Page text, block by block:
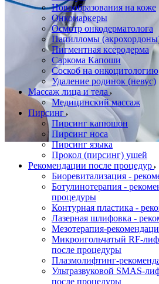
Новообразования на коже
Онкомаркеры
Осмотр онкодерматолога
Папилломы
Пигментная ксеродерма
Саркома Капоши
Соскоб на онкоцитологию
Удаление родинок (невус)
Массаж лица и тела
Медицинский массаж
Пирсинг
Пирсинг капюшон
Пирсинг носа
Пирсинг языка
Прокол (пирсинг) ушей
Рекомендации после процедур
Биоревитализация -
Ботулинотерапия -
процедуры
Контурная пластика -
Лазерная шлифовка -
Мезотерапия-
Микроигольчатый RF-
после процедуры
Плазмолифтинг-
Ультразвуковой SMAS-
после процедуры